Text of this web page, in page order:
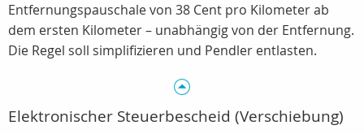
Entfernungspauschale von 38 Cent pro Kilometer ab
dem ersten Kilometer – unabhängig von der Entfernung.
Die Regel soll simplifizieren und Pendler entlasten.
Elektronischer Steuerbescheid (Verschiebung)